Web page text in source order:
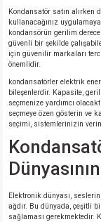
Kondansatör satın alırken
kullanacağınız
kondansörün gerilim
güvenli bir şekilde
için güvenilir markaları
önemlidir.
kondansatörler elektrik
bileşenlerdir. Kapasite,
seçmenize yardımcı
seçmeye özen gösterin ve
seçimi, sistemlerinizin
Elektronik dünyası,
ağdır. Bu dünyada, çeşitli
sağlaması gerekmektedir.